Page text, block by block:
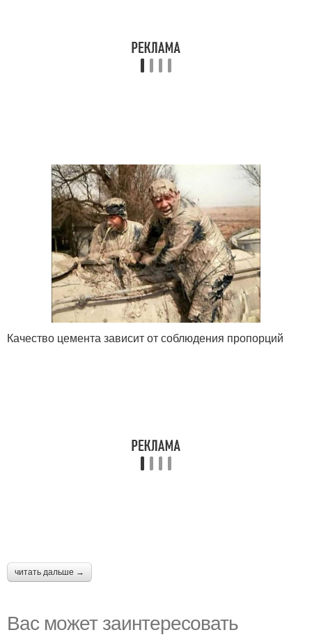
Качество цемента зависит от соблюдения пропорций
читать дальше →
Вас может заинтересовать